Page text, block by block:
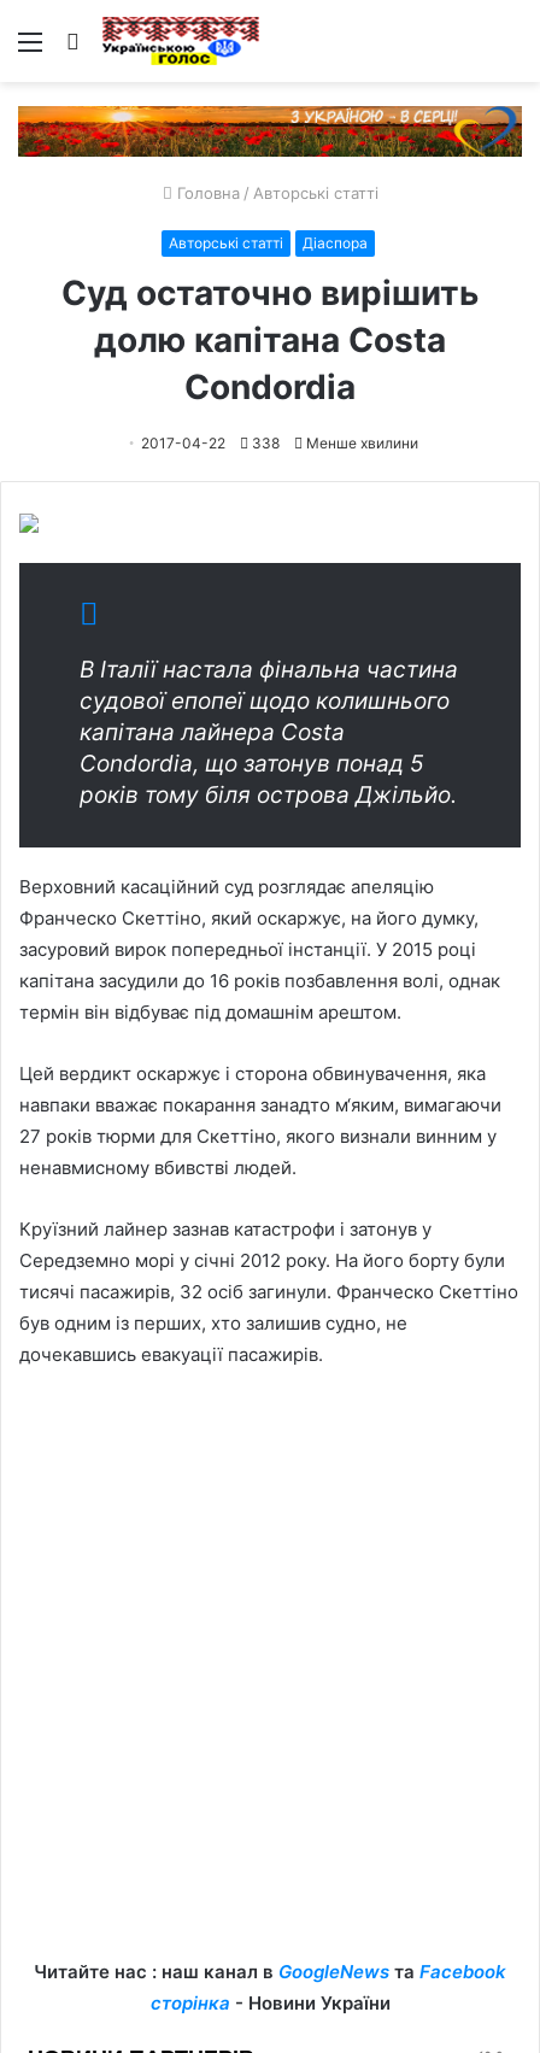
Меню Пошук
Головна / Авторські статті
Авторські статті Діаспора
Суд остаточно вирішить
долю капітана Costa
Condordia
2017-04-22 338 Менше хвилини
В Італії настала фінальна частина
судової епопеї щодо колишнього
капітана лайнера Costa
Condordia, що затонув понад 5
років тому біля острова Джільйо.
Верховний касаційний суд розглядає апеляцію
Франческо Скеттіно, який оскаржує, на його думку,
засуровий вирок попередньої інстанції. У 2015 році
капітана засудили до 16 років позбавлення волі, однак
термін він відбуває під домашнім арештом.
Цей вердикт оскаржує і сторона обвинувачення, яка
навпаки вважає покарання занадто м‘яким, вимагаючи
27 років тюрми для Скеттіно, якого визнали винним у
ненавмисному вбивстві людей.
Круїзний лайнер зазнав катастрофи і затонув у
Середземно морі у січні 2012 року. На його борту були
тисячі пасажирів, 32 осіб загинули. Франческо Скеттіно
був одним із перших, хто залишив судно, не
дочекавшись евакуації пасажирів.
Читайте нас : наш канал в GoogleNews та Facebook
сторінка - Новини України